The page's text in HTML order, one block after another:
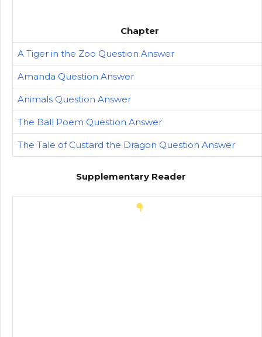
Chapter
A Tiger in the Zoo Question Answer
Amanda Question Answer
Animals Question Answer
The Ball Poem Question Answer
The Tale of Custard the Dragon Question Answer
Supplementary Reader